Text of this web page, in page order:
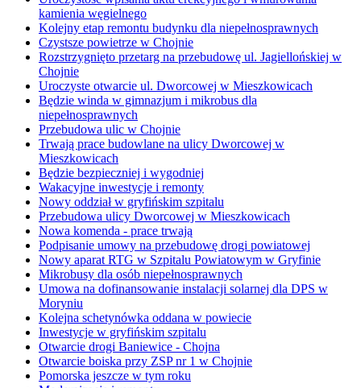
kamienia węgielnego
Kolejny etap remontu budynku dla niepełnosprawnych
Czystsze powietrze w Chojnie
Rozstrzygnięto przetarg na przebudowę ul. Jagiellońskiej w
Chojnie
Uroczyste otwarcie ul. Dworcowej w Mieszkowicach
Będzie winda w gimnazjum i mikrobus dla
niepełnosprawnych
Przebudowa ulic w Chojnie
Trwają prace budowlane na ulicy Dworcowej w
Mieszkowicach
Będzie bezpieczniej i wygodniej
Wakacyjne inwestycje i remonty
Nowy oddział w gryfińskim szpitalu
Przebudowa ulicy Dworcowej w Mieszkowicach
Nowa komenda - prace trwają
Podpisanie umowy na przebudowę drogi powiatowej
Nowy aparat RTG w Szpitalu Powiatowym w Gryfinie
Mikrobusy dla osób niepełnosprawnych
Umowa na dofinansowanie instalacji solarnej dla DPS w
Moryniu
Kolejna schetynówka oddana w powiecie
Inwestycje w gryfińskim szpitalu
Otwarcie drogi Baniewice - Chojna
Otwarcie boiska przy ZSP nr 1 w Chojnie
Pomorska jeszcze w tym roku